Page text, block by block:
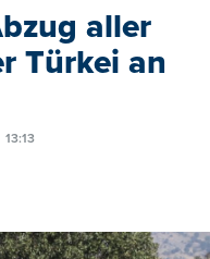
aller
Türkei an
13:13